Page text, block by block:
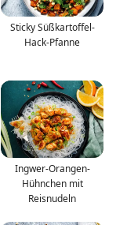
Sticky Süßkartoffel-
Hack-Pfanne
Ingwer-Orangen-
Hühnchen mit
Reisnudeln